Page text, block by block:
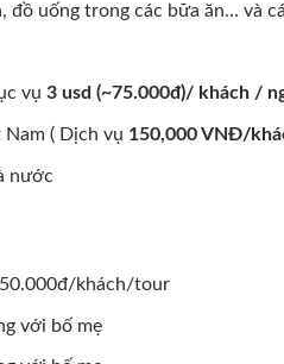
đồ uống trong các bữa ăn… và
vụ 3 usd (~75.000đ)/ khách /
( Dịch vụ 150,000 VNĐ/
nước
khách/tour
với bố mẹ